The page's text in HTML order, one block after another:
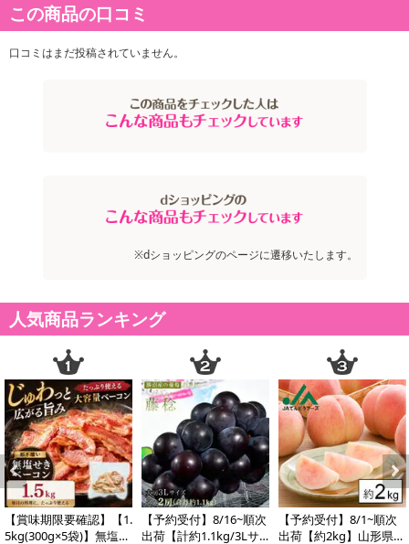
【毎日のごはんが贅沢に！九州育ちの黒毛和牛大判霜降り贅沢切り
この商品の口コミ
口コミはまだ投稿されていません。
※dショッピングのページに遷移いたします。
人気商品ランキング
Previous
【賞味期限要確認】【1.
5kg(300g×5袋)】無塩せ
【予約受付】8/16~順次
出荷【計約1.1kg/3Lサ
【予約受付】8/1~順次
出荷【約2kg】山形県産
Next